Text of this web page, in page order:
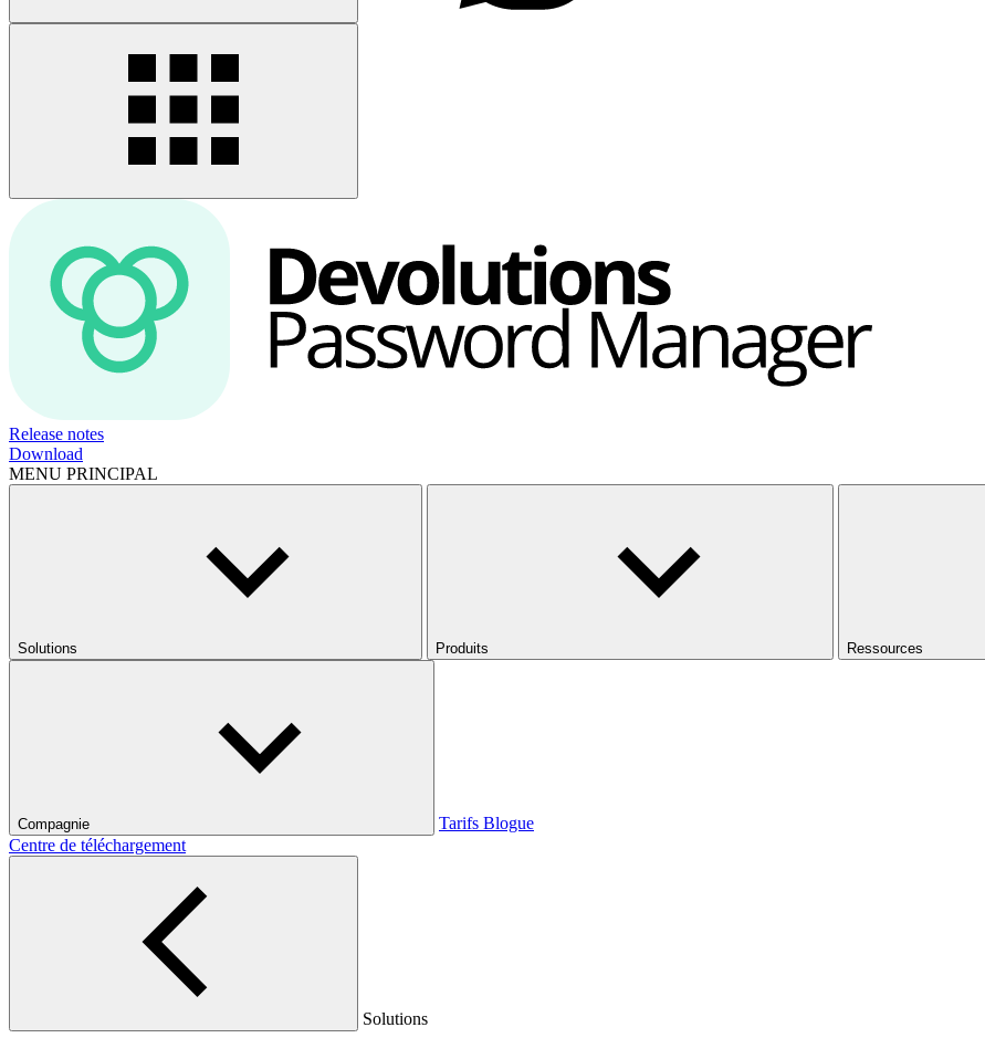
Release notes
Download
MENU PRINCIPAL
Solutions Produits Ressources
Compagnie Tarifs Blogue
Centre de téléchargement
Solutions